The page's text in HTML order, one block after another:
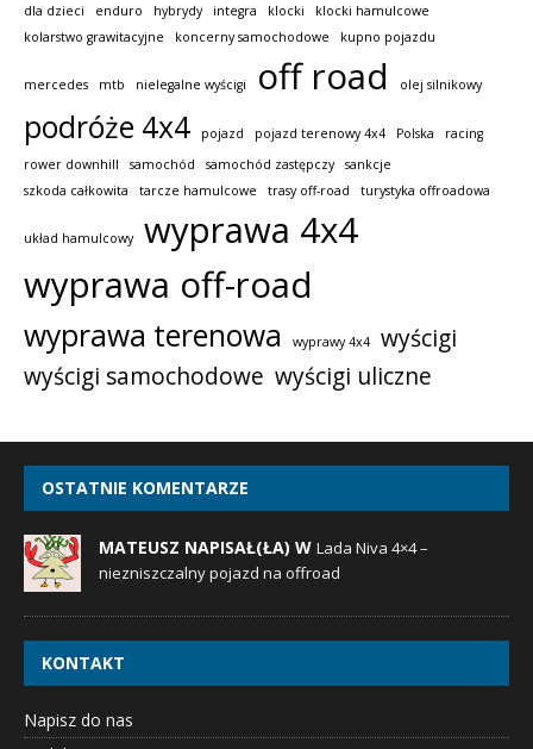
dla dzieci
enduro hybrydy integra klocki
klocki hamulcowe
kolarstwo grawitacyjne
koncerny samochodowe kupno pojazdu
mercedes mtb nielegalne wyścigi off road olej silnikowy
podróże 4x4 pojazd pojazd terenowy 4x4 Polska
racing
rower downhill
samochód samochód zastępczy
sankcje
szkoda całkowita
tarcze hamulcowe trasy off-road turystyka offroadowa
układ hamulcowy
wyprawa 4x4
wyprawa off-road
wyprawa terenowa wyprawy 4x4
wyścigi
wyścigi samochodowe wyścigi uliczne
OSTATNIE KOMENTARZE
MATEUSZ NAPISAŁ(ŁA) W Lada Niva 4×4 –
niezniszczalny pojazd na offroad
KONTAKT
Napisz do nas